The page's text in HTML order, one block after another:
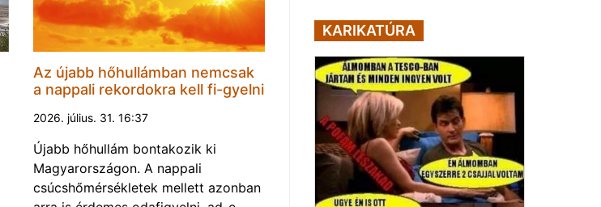
Az újabb hőhullámban nemcsak
a nappali rekordokra kell fi-gyelni
2026. július. 31. 16:37
Újabb hőhullám bontakozik ki
Magyarországon. A nappali
csúcshőmérsékletek mellett azonban
KARIKATÚRA